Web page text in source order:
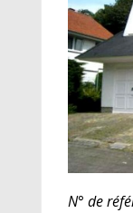
N° de